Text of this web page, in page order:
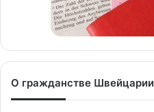
О гражданстве Швейцарии